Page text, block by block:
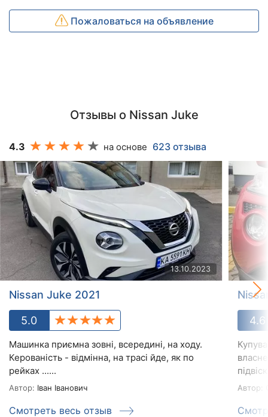
Пожаловаться на объявление
Отзывы о Nissan Juke
4.3 на основе 623 отзыва
13.10.2023
Nissan Juke 2021
5.0
Машинка приємна зовні, всередині, на ходу.
Керованість - відмінна, на трасі йде, як по
рейках ......
Автор: Іван Іванович
Смотреть весь отзыв
4.6
Автор: